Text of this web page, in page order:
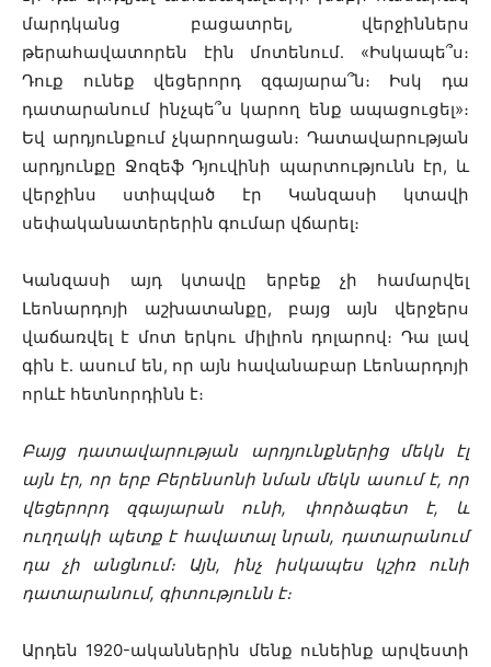
մարդկանց բացատրել, վերջիններս
թերահավատորեն էին մոտենում․ «Իսկապե՞ս։
Դուք ունեք վեցերորդ զգայարա՞ն։ Իսկ դա
դատարանում ինչպե՞ս կարող ենք ապացուցել»։
Եվ արդյունքում չկարողացան։ Դատավարության
արդյունքը Ջոզեֆ Դյուվինի պարտությունն էր, և
վերջինս ստիպված էր Կանզասի կտավի
սեփականատերերին գումար վճարել։
Կանզասի այդ կտավը երբեք չի համարվել
Լեոնարդոյի աշխատանքը, բայց այն վերջերս
վաճառվել է մոտ երկու միլիոն դոլարով։ Դա լավ
գին է․ ասում են, որ այն հավանաբար Լեոնարդոյի
որևէ հետնորդինն է։
Բայց դատավարության արդյունքներից մեկն էլ
այն էր, որ երբ Բերենսոնի նման մեկն ասում է, որ
վեցերորդ զգայարան ունի, փորձագետ է, և
ուղղակի պետք է հավատալ նրան, դատարանում
դա չի անցնում։ Այն, ինչ իսկապես կշիռ ունի
դատարանում, գիտությունն է։
Արդեն 1920-ականներին մենք ունեինք արվեստի